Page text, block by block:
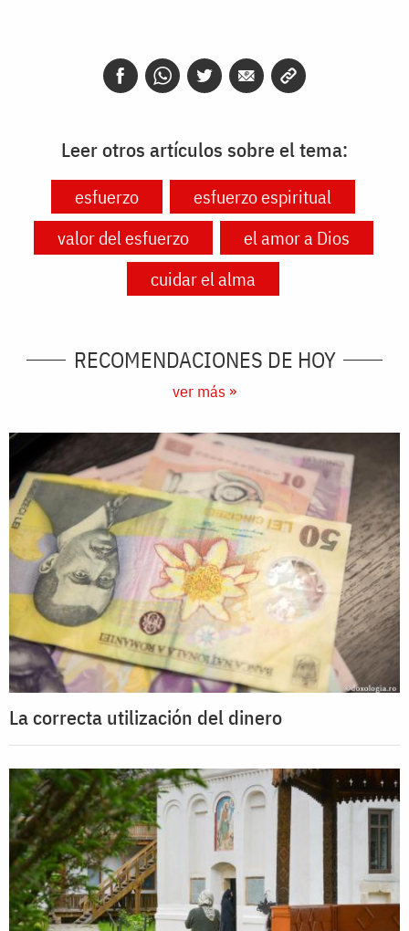
Leer otros artículos sobre el tema:
esfuerzo
esfuerzo espiritual
valor del esfuerzo
el amor a Dios
cuidar el alma
RECOMENDACIONES DE HOY
ver más »
La correcta utilización del dinero